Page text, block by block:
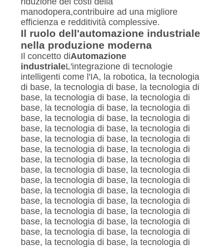
manodopera,contribuire ad una migliore
efficienza e redditività complessive.
Il ruolo dell'automazione industriale
nella produzione moderna
Il concetto diAutomazione
industrialeL'integrazione di tecnologie
intelligenti come l'IA, la robotica, la tecnologia
di base, la tecnologia di base, la tecnologia di
base, la tecnologia di base, la tecnologia di
base, la tecnologia di base, la tecnologia di
base, la tecnologia di base, la tecnologia di
base, la tecnologia di base, la tecnologia di
base, la tecnologia di base, la tecnologia di
base, la tecnologia di base, la tecnologia di
base, la tecnologia di base, la tecnologia di
base, la tecnologia di base, la tecnologia di
base, la tecnologia di base, la tecnologia di
base, la tecnologia di base, la tecnologia di
base, la tecnologia di base, la tecnologia di
base, la tecnologia di base, la tecnologia di
base, la tecnologia di base, la tecnologia di
base, la tecnologia di base, la tecnologia di
base, la tecnologia di base, la tecnologia di